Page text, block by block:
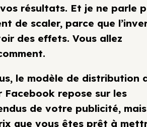
résultats. Et je ne parle
de scaler, parce que
des effets. Vous allez
le modèle de distribution
Facebook repose sur les
de votre publicité, mais
que vous êtes prêt à